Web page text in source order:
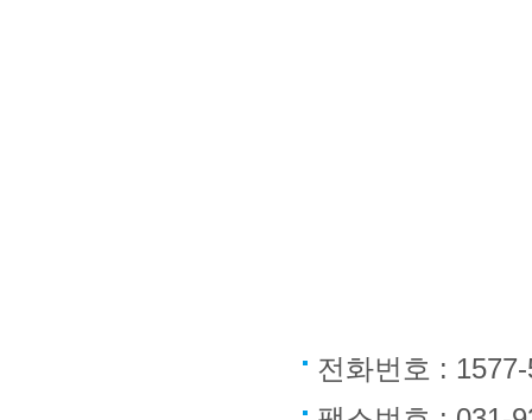
전화번호 :